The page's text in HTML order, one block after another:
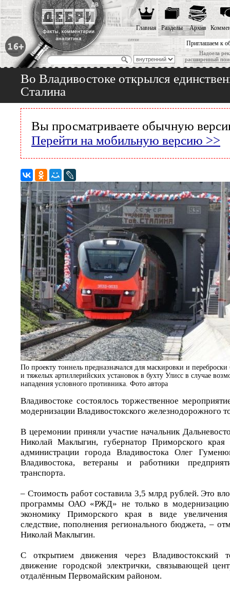
Приглашаем к
Надоела
расширенный
Главная Разделы Архив
Во Владивостоке открылся
Сталина
Вы просматриваете обычную
Перейти на мобильную версию >>
По проекту тоннель предназначался для маскировки и переброски
и тяжелых артиллерийских установок в бухту Улисс в случае
нападения условного противника. Фото автора
Владивостоке состоялось торжественное
модернизации Владивостокского железнодорожного
В церемонии приняли участие начальник
Николай Маклыгин, губернатор Приморского
администрации города Владивостока Олег
Владивостока, ветераны и работники
транспорта.
– Стоимость работ составила 3,5 млрд рублей. Это
программы ОАО «РЖД» не только в
экономику Приморского края в виде
следствие, пополнения регионального бюджета, –
Николай Маклыгин.
С открытием движения через Владивостокский
движение городской электрички, связывающей
отдалённым Первомайским районом.